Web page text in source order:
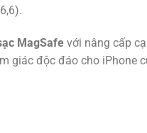
MagSafe với nâng cấp
độc đáo cho iPhone